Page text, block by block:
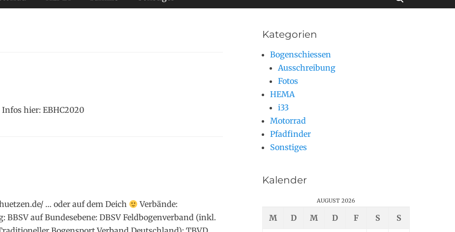
Infos hier: EBHC2020
… oder auf dem Deich
Verbände:
auf Bundesebene: DBSV Feldbogenverband (inkl.
Kategorien
Bogenschiessen
Ausschreibung
Fotos
HEMA
i33
Motorrad
Pfadfinder
Sonstiges
Kalender
AUGUST 2026
M D M D F S S